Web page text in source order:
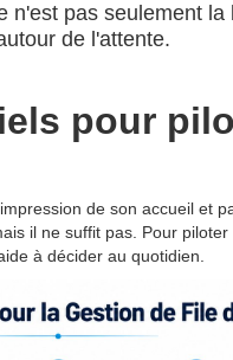
n'est pas seulement la
de l'attente.
pour
de son accueil et
il ne suffit pas. Pour
à décider au quotidien.